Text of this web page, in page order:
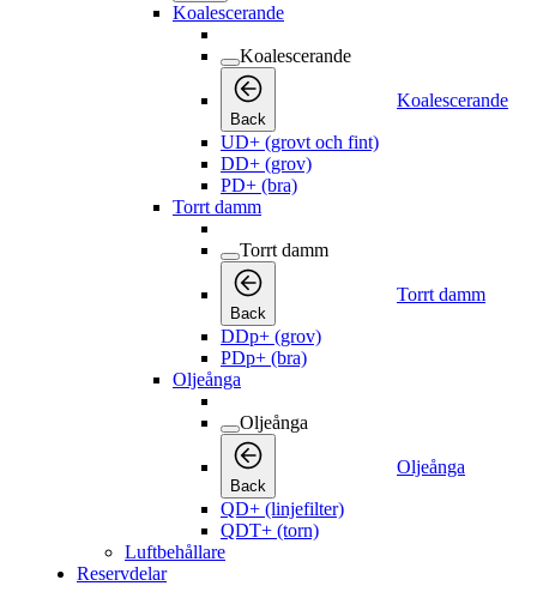
Koalescerande
Koalescerande
Back
Koalescerande
UD+ (grovt och fint)
DD+ (grov)
PD+ (bra)
Torrt damm
Torrt damm
Back
Torrt damm
DDp+ (grov)
PDp+ (bra)
Oljeånga
Oljeånga
Back
Oljeånga
QD+ (linjefilter)
QDT+ (torn)
Luftbehållare
Reservdelar